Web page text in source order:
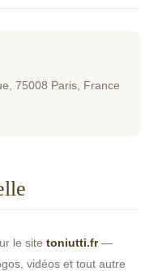
75008 Paris, France
le site toniutti.fr—
vidéos et tout autre